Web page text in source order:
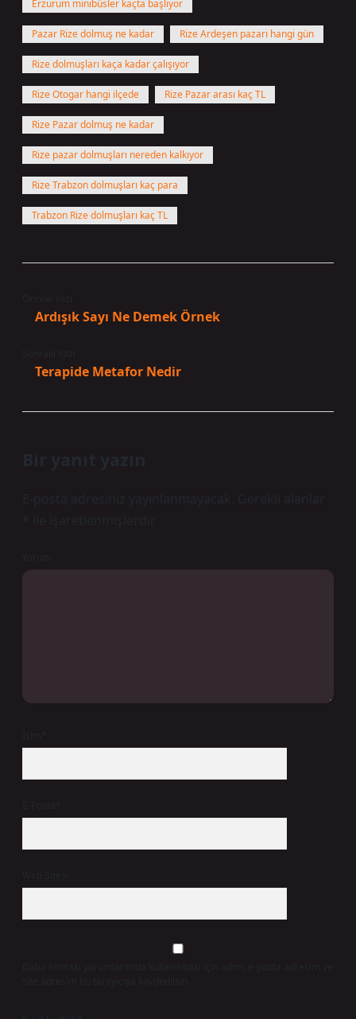
Erzurum minibüsler kaçta başlıyor
Pazar Rize dolmuş ne kadar Rize Ardeşen pazarı hangi gün
Rize dolmuşları kaça kadar çalışıyor
Rize Otogar hangi ilçede Rize Pazar arası kaç TL
Rize Pazar dolmuş ne kadar
Rize pazar dolmuşları nereden kalkıyor
Rize Trabzon dolmuşları kaç para
Trabzon Rize dolmuşları kaç TL
Ardışık Sayı Ne Demek Örnek
Terapide Metafor Nedir
Bir yanıt yazın
E-posta adresiniz yayınlanmayacak.
Gerekli alanlar
ile işaretlenmişlerdir
Daha sonraki yorumlarımda kullanılması için adım, e-posta adresim ve